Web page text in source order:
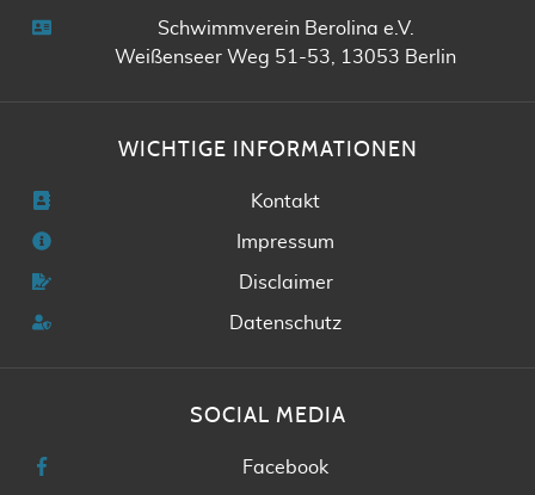
Schwimmverein Berolina e.V.
Weißenseer Weg 51-53, 13053 Berlin
WICHTIGE INFORMATIONEN
Kontakt
Impressum
Disclaimer
Datenschutz
SOCIAL MEDIA
Facebook